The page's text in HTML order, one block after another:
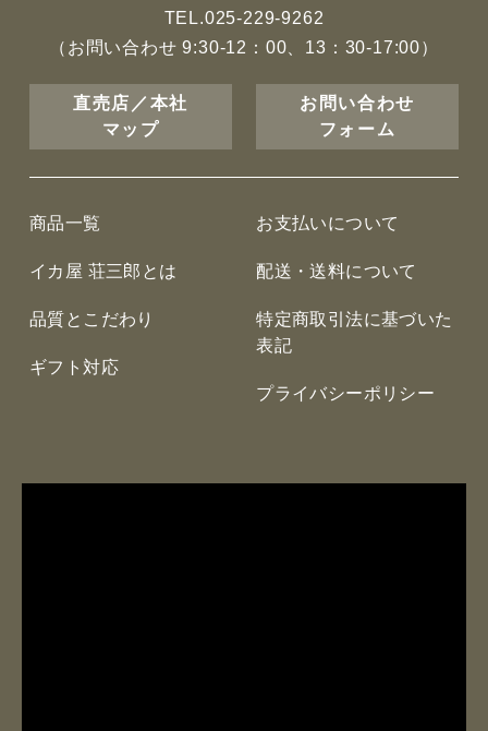
TEL.025-229-9262
（お問い合わせ 9:30-12：00、13：30-17:00）
直売店／本社
マップ
お問い合わせ
フォーム
商品一覧
イカ屋 荘三郎とは
品質とこだわり
ギフト対応
お支払いについて
配送・送料について
特定商取引法に基づいた
表記
プライバシーポリシー